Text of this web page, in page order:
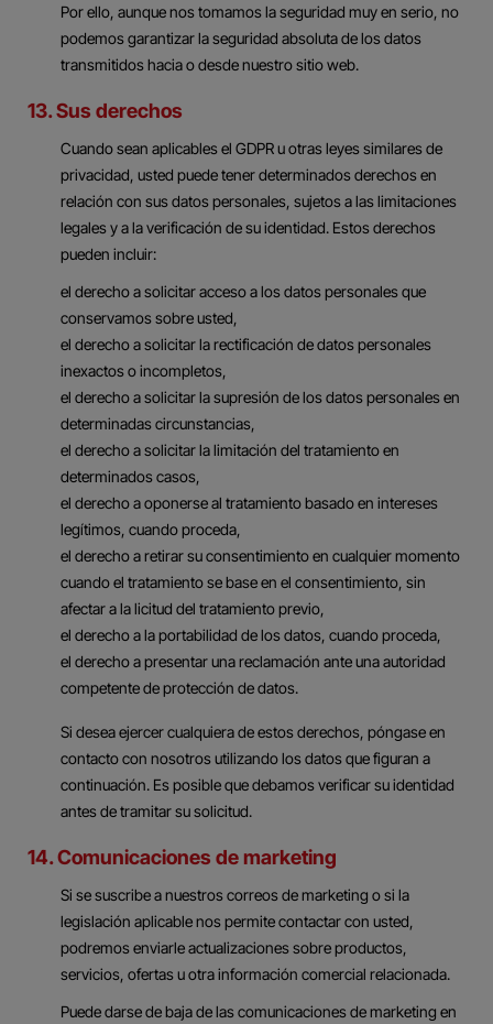
Por ello, aunque nos tomamos la seguridad muy en serio, no
podemos garantizar la seguridad absoluta de los datos
transmitidos hacia o desde nuestro sitio web.
13. Sus derechos
Cuando sean aplicables el GDPR u otras leyes similares de
privacidad, usted puede tener determinados derechos en
relación con sus datos personales, sujetos a las limitaciones
legales y a la verificación de su identidad. Estos derechos
pueden incluir:
el derecho a solicitar acceso a los datos personales que
conservamos sobre usted,
el derecho a solicitar la rectificación de datos personales
inexactos o incompletos,
el derecho a solicitar la supresión de los datos personales en
determinadas circunstancias,
el derecho a solicitar la limitación del tratamiento en
determinados casos,
el derecho a oponerse al tratamiento basado en intereses
legítimos, cuando proceda,
el derecho a retirar su consentimiento en cualquier momento
cuando el tratamiento se base en el consentimiento, sin
afectar a la licitud del tratamiento previo,
el derecho a la portabilidad de los datos, cuando proceda,
el derecho a presentar una reclamación ante una autoridad
competente de protección de datos.
Si desea ejercer cualquiera de estos derechos, póngase en
contacto con nosotros utilizando los datos que figuran a
continuación. Es posible que debamos verificar su identidad
antes de tramitar su solicitud.
14. Comunicaciones de marketing
Si se suscribe a nuestros correos de marketing o si la
legislación aplicable nos permite contactar con usted,
podremos enviarle actualizaciones sobre productos,
servicios, ofertas u otra información comercial relacionada.
Puede darse de baja de las comunicaciones de marketing en